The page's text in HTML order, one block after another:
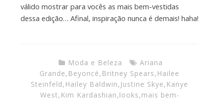
válido mostrar para vocês as mais bem-vestidas
dessa edição… Afinal, inspiração nunca é demais! haha!
Moda e Beleza
Ariana
Grande, Beyoncé, Britney Spears, Hailee
Steinfeld, Hailey Baldwin, Justine Skye, Kanye
West, Kim Kardashian,looks,mais bem-